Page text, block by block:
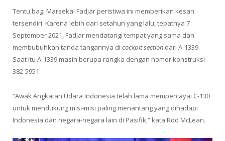
Tentu bagi Marsekal Fadjar peristiwa ini memberikan kesan
tersendiri. Karena lebih dari setahun yang lalu, tepatnya 7
September 2021, Fadjar mendatangi tempat yang sama dan
membubuhkan tanda tangannya di cockpit section dari A-1339.
Saat itu A-1339 masih berupa rangka dengan nomor konstruksi
382-5951.
“Awak Angkatan Udara Indonesia telah lama mempercayai C-130
untuk mendukung misi-misi paling menantang yang dihadapi
Indonesia dan negara-negara lain di Pasifik,” kata Rod McLean.